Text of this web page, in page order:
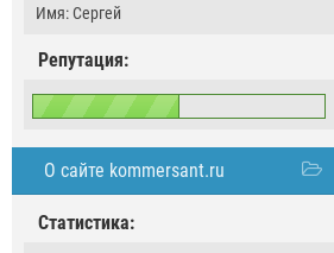
Имя: Сергей
Репутация:
О сайте kommersant.ru
Статистика: